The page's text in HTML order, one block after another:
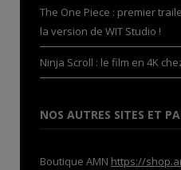
The One Piece : premier
la version de WIT Studio !
Ninja Scroll : le film en 4K
NOS AUTRES SITES ET
Boutique AMN https://